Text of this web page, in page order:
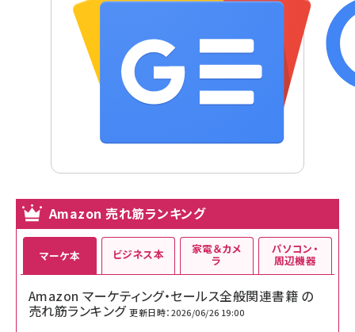
Amazon 売れ筋ランキング
マーケ本
Amazon マーケティング・セールス全般関連書籍 の
売れ筋ランキング 更新日時：2026/06/26 19:00
ビジネス本 家電＆カメ
ラ
パソコン・
周辺機器